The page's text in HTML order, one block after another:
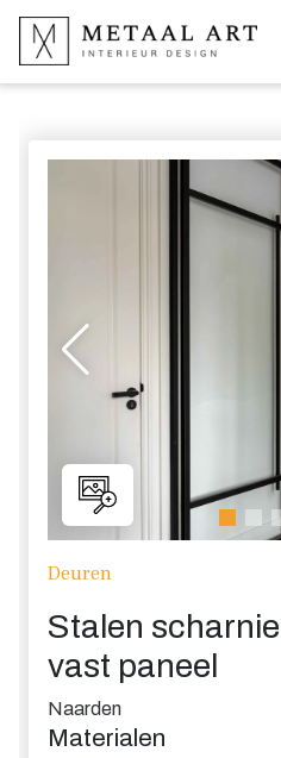
Deuren
Stalen
vast paneel
Naarden
Materialen